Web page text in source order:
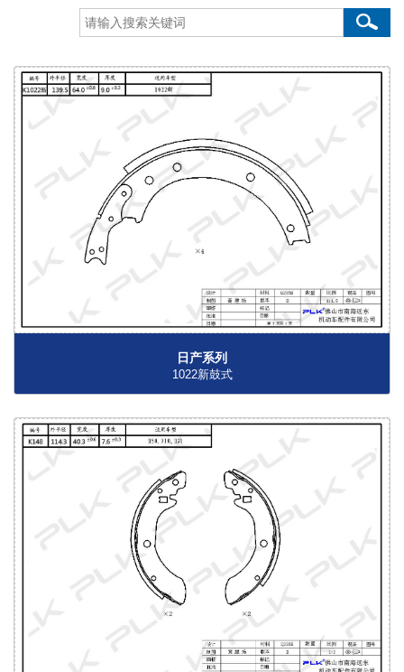
日产系列
1022新鼓式